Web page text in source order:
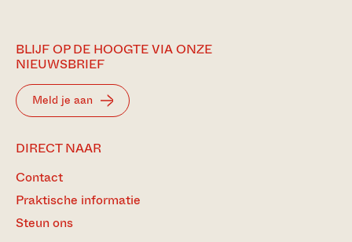
BLIJF OP DE HOOGTE VIA ONZE
NIEUWSBRIEF
Meld je aan
DIRECT NAAR
Contact
Praktische informatie
Steun ons